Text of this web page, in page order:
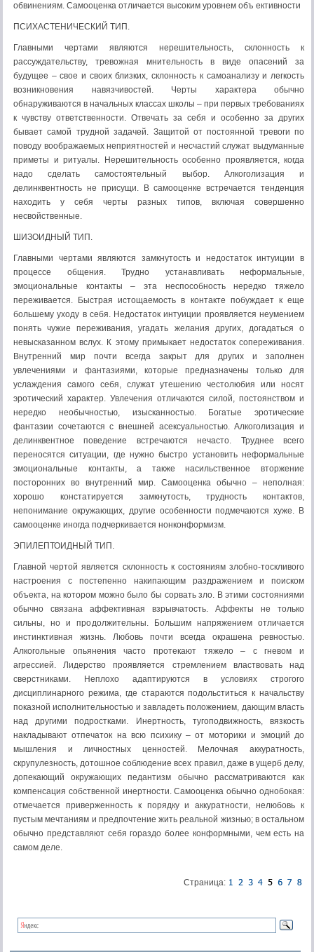
обвинениям. Самооценка отличается высоким уровнем объ ективности
ПСИХАСТЕНИЧЕСКИЙ ТИП.
Главными чертами являются нерешительность, склонность к
рассуждательству, тревожная мнительность в виде опасений за
будущее – свое и своих близких, склонность к самоанализу и легкость
возникновения навязчивостей. Черты характера обычно
обнаруживаются в начальных классах школы – при первых требованиях
к чувству ответственности. Отвечать за себя и особенно за других
бывает самой трудной задачей. Защитой от постоянной тревоги по
поводу воображаемых неприятностей и несчастий служат выдуманные
приметы и ритуалы. Нерешительность особенно проявляется, когда
надо сделать самостоятельный выбор. Алкоголизация и
делинквентность не присущи. В самооценке встречается тенденция
находить у себя черты разных типов, включая совершенно
несвойственные.
ШИЗОИДНЫЙ ТИП.
Главными чертами являются замкнутость и недостаток интуиции в
процессе общения. Трудно устанавливать неформальные,
эмоциональные контакты – эта неспособность нередко тяжело
переживается. Быстрая истощаемость в контакте побуждает к еще
большему уходу в себя. Недостаток интуиции проявляется неумением
понять чужие переживания, угадать желания других, догадаться о
невысказанном вслух. К этому примыкает недостаток сопереживания.
Внутренний мир почти всегда закрыт для других и заполнен
увлечениями и фантазиями, которые предназначены только для
услаждения самого себя, служат утешению честолюбия или носят
эротический характер. Увлечения отличаются силой, постоянством и
нередко необычностью, изысканностью. Богатые эротические
фантазии сочетаются с внешней асексуальностью. Алкоголизация и
делинквентное поведение встречаются нечасто. Труднее всего
переносятся ситуации, где нужно быстро установить неформальные
эмоциональные контакты, а также насильственное вторжение
посторонних во внутренний мир. Самооценка обычно – неполная:
хорошо констатируется замкнутость, трудность контактов,
непонимание окружающих, другие особенности подмечаются хуже. В
самооценке иногда подчеркивается нонконформизм.
ЭПИЛЕПТОИДНЫЙ ТИП.
Главной чертой является склонность к состояниям злобно-тоскливого
настроения с постепенно накипающим раздражением и поиском
объекта, на котором можно было бы сорвать зло. В этими состояниями
обычно связана аффективная взрывчатость. Аффекты не только
сильны, но и продолжительны. Большим напряжением отличается
инстинктивная жизнь. Любовь почти всегда окрашена ревностью.
Алкогольные опьянения часто протекают тяжело – с гневом и
агрессией. Лидерство проявляется стремлением властвовать над
сверстниками. Неплохо адаптируются в условиях строгого
дисциплинарного режима, где стараются подольститься к начальству
показной исполнительностью и завладеть положением, дающим власть
над другими подростками. Инертность, тугоподвижность, вязкость
накладывают отпечаток на всю психику – от моторики и эмоций до
мышления и личностных ценностей. Мелочная аккуратность,
скрупулезность, дотошное соблюдение всех правил, даже в ущерб делу,
допекающий окружающих педантизм обычно рассматриваются как
компенсация собственной инертности. Самооценка обычно однобокая:
отмечается приверженность к порядку и аккуратности, нелюбовь к
пустым мечтаниям и предпочтение жить реальной жизнью; в остальном
обычно представляют себя гораздо более конформными, чем есть на
самом деле.
Страница: